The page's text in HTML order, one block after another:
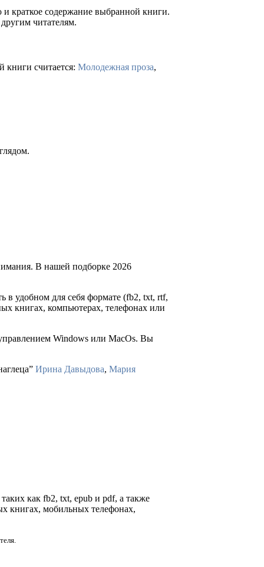
краткое содержание выбранной книги.
читателям.
книги считается: Молодежная проза,
В нашей подборке 2026
в удобном для себя формате (fb2, txt, rtf,
книгах, компьютерах, телефонах или
Windows или MacOs. Вы
Ирина Давыдова, Мария
как fb2, txt, epub и pdf, а также
книгах, мобильных телефонах,